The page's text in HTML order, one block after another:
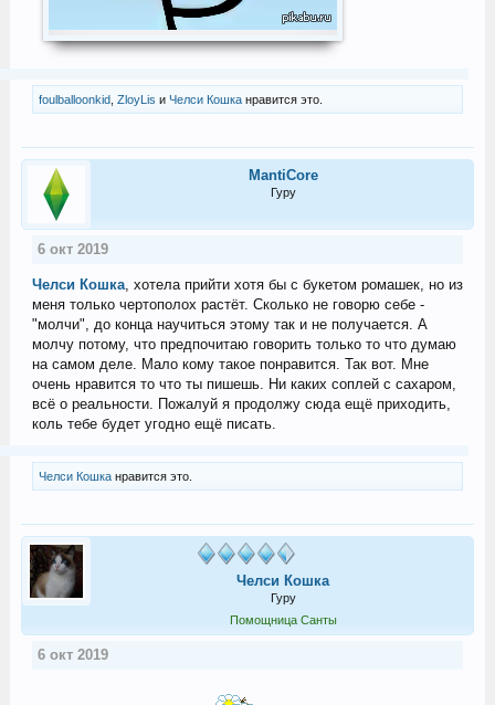
foulballoonkid, ZloyLis и Челси Кошканравится это.
MantiCore
Гуру
6 окт 2019
Челси Кошка, хотела прийти хотя бы с букетом ромашек, но из
меня только чертополох растёт. Сколько не говорю себе -
"молчи", до конца научиться этому так и не получается. А
молчу потому, что предпочитаю говорить только то что думаю
на самом деле. Мало кому такое понравится. Так вот. Мне
очень нравится то что ты пишешь. Ни каких соплей с сахаром,
всё о реальности. Пожалуй я продолжу сюда ещё приходить,
коль тебе будет угодно ещё писать.
Челси Кошканравится это.
Челси Кошка
Гуру
Помощница Санты
6 окт 2019